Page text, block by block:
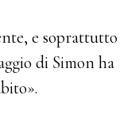
e soprattutto
di Simon ha